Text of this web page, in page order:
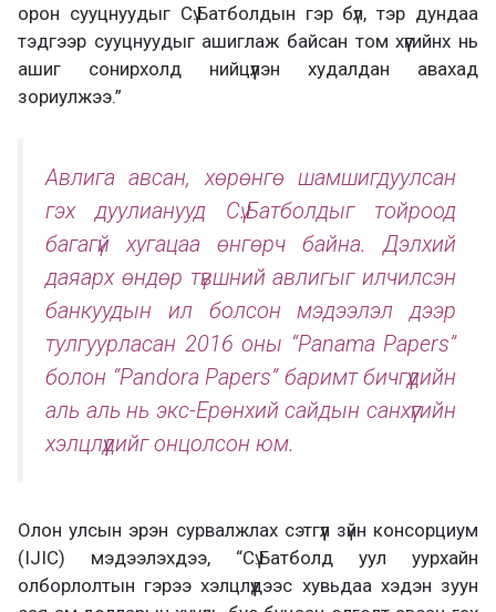
орон сууцнуудыг Сү.Батболдын гэр бүл, тэр дундаа
тэдгээр сууцнуудыг ашиглаж байсан том хүүгийнх нь
ашиг сонирхолд нийцүүлэн худалдан авахад
зориулжээ.”
Авлига авсан, хөрөнгө шамшигдуулсан
гэх дуулианууд Сү.Батболдыг тойроод
багагүй хугацаа өнгөрч байна. Дэлхий
даяарх өндөр түвшний авлигыг илчилсэн
банкуудын ил болсон мэдээлэл дээр
тулгуурласан 2016 оны “Panama Papers”
болон “Pandora Papers” баримт бичгүүдийн
аль аль нь экс-Ерөнхий сайдын санхүүгийн
хэлцлүүдийг онцолсон юм.
Олон улсын эрэн сурвалжлах сэтгүүл зүйн консорциум
(IJIC) мэдээлэхдээ, “Сү.Батболд уул уурхайн
олборлолтын гэрээ хэлцлүүдээс хувьдаа хэдэн зуун